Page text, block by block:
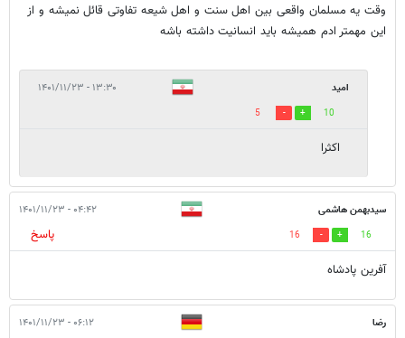
وقت یه مسلمان واقعی بین اهل سنت و اهل شیعه تفاوتی قائل نمیشه و از
این مهمتر ادم همیشه باید انسانیت داشته باشه
امید ۱۳:۳۰ - ۱۴۰۱/۱۱/۲۳
10
5
اکثرا
سیدبهمن هاشمی ۰۴:۴۲ - ۱۴۰۱/۱۱/۲۳
16
16
پاسخ
آفرین پادشاه
رضا ۰۶:۱۲ - ۱۴۰۱/۱۱/۲۳